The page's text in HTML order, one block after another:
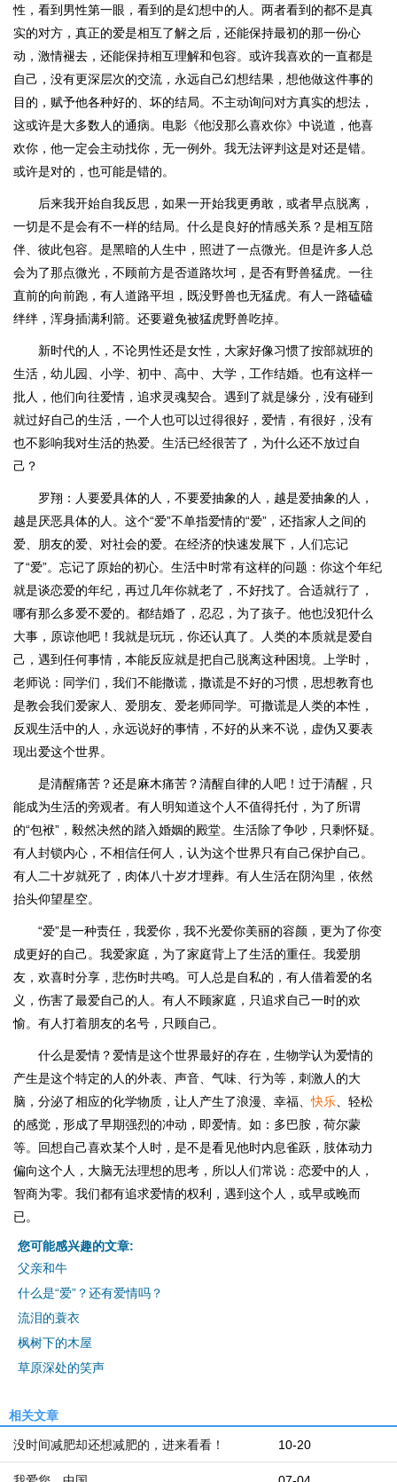
性，看到男性第一眼，看到的是幻想中的人。两者看到的都不是真
实的对方，真正的爱是相互了解之后，还能保持最初的那一份心
动，激情褪去，还能保持相互理解和包容。或许我喜欢的一直都是
自己，没有更深层次的交流，永远自己幻想结果，想他做这件事的
目的，赋予他各种好的、坏的结局。不主动询问对方真实的想法，
这或许是大多数人的通病。电影《他没那么喜欢你》中说道，他喜
欢你，他一定会主动找你，无一例外。我无法评判这是对还是错。
或许是对的，也可能是错的。
后来我开始自我反思，如果一开始我更勇敢，或者早点脱离，
一切是不是会有不一样的结局。什么是良好的情感关系？是相互陪
伴、彼此包容。是黑暗的人生中，照进了一点微光。但是许多人总
会为了那点微光，不顾前方是否道路坎坷，是否有野兽猛虎。一往
直前的向前跑，有人道路平坦，既没野兽也无猛虎。有人一路磕磕
绊绊，浑身插满利箭。还要避免被猛虎野兽吃掉。
新时代的人，不论男性还是女性，大家好像习惯了按部就班的
生活，幼儿园、小学、初中、高中、大学，工作结婚。也有这样一
批人，他们向往爱情，追求灵魂契合。遇到了就是缘分，没有碰到
就过好自己的生活，一个人也可以过得很好，爱情，有很好，没有
也不影响我对生活的热爱。生活已经很苦了，为什么还不放过自
己？
罗翔：人要爱具体的人，不要爱抽象的人，越是爱抽象的人，
越是厌恶具体的人。这个“爱”不单指爱情的“爱”，还指家人之间的
爱、朋友的爱、对社会的爱。在经济的快速发展下，人们忘记
了“爱”。忘记了原始的初心。生活中时常有这样的问题：你这个年纪
就是谈恋爱的年纪，再过几年你就老了，不好找了。合适就行了，
哪有那么多爱不爱的。都结婚了，忍忍，为了孩子。他也没犯什么
大事，原谅他吧！我就是玩玩，你还认真了。人类的本质就是爱自
己，遇到任何事情，本能反应就是把自己脱离这种困境。上学时，
老师说：同学们，我们不能撒谎，撒谎是不好的习惯，思想教育也
是教会我们爱家人、爱朋友、爱老师同学。可撒谎是人类的本性，
反观生活中的人，永远说好的事情，不好的从来不说，虚伪又要表
现出爱这个世界。
是清醒痛苦？还是麻木痛苦？清醒自律的人吧！过于清醒，只
能成为生活的旁观者。有人明知道这个人不值得托付，为了所谓
的“包袱”，毅然决然的踏入婚姻的殿堂。生活除了争吵，只剩怀疑。
有人封锁内心，不相信任何人，认为这个世界只有自己保护自己。
有人二十岁就死了，肉体八十岁才埋葬。有人生活在阴沟里，依然
抬头仰望星空。
“爱”是一种责任，我爱你，我不光爱你美丽的容颜，更为了你变
成更好的自己。我爱家庭，为了家庭背上了生活的重任。我爱朋
友，欢喜时分享，悲伤时共鸣。可人总是自私的，有人借着爱的名
义，伤害了最爱自己的人。有人不顾家庭，只追求自己一时的欢
愉。有人打着朋友的名号，只顾自己。
什么是爱情？爱情是这个世界最好的存在，生物学认为爱情的
产生是这个特定的人的外表、声音、气味、行为等，刺激人的大
脑，分泌了相应的化学物质，让人产生了浪漫、幸福、快乐 、轻松
的感觉，形成了早期强烈的冲动，即爱情。如：多巴胺，荷尔蒙
等。回想自己喜欢某个人时，是不是看见他时内息雀跃，肢体动力
偏向这个人，大脑无法理想的思考，所以人们常说：恋爱中的人，
智商为零。我们都有追求爱情的权利，遇到这个人，或早或晚而
已。
您可能感兴趣的文章:
父亲和牛
什么是“爱”？还有爱情吗？
流泪的蓑衣
枫树下的木屋
草原深处的笑声
相关文章
10-20
没时间减肥却还想减肥的，进来看看！